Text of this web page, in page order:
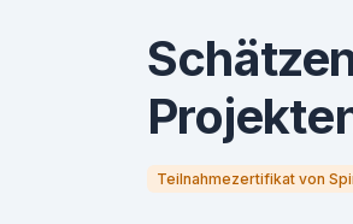
Teilnahmezertifikat von